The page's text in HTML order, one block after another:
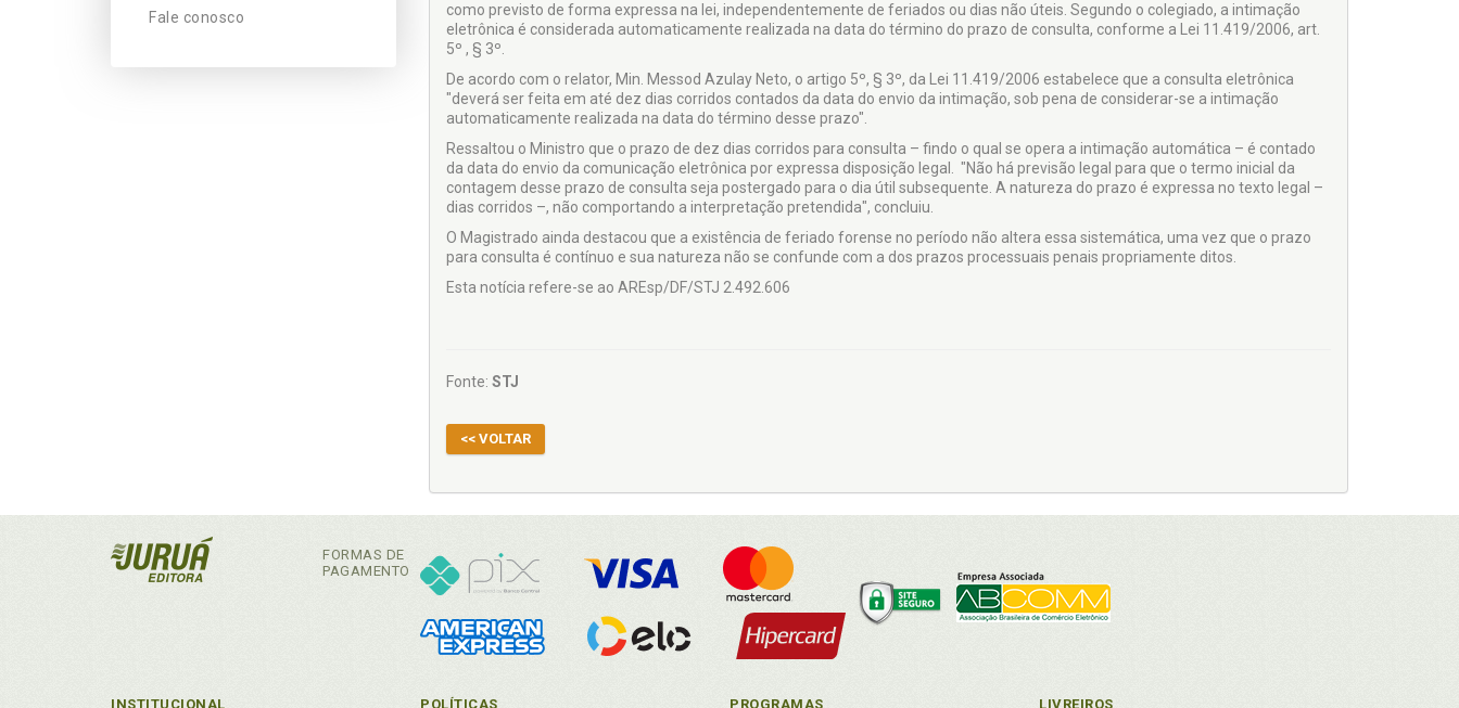
Fale conosco
como previsto de forma expressa na lei, independentemente de feriados ou dias não úteis. Segundo o colegiado, a intimação
eletrônica é considerada automaticamente realizada na data do término do prazo de consulta, conforme a Lei 11.419/2006, art.
5º , § 3º.
De acordo com o relator, Min. Messod Azulay Neto, o artigo 5º, § 3º, da Lei 11.419/2006 estabelece que a consulta eletrônica
"deverá ser feita em até dez dias corridos contados da data do envio da intimação, sob pena de considerar-se a intimação
automaticamente realizada na data do término desse prazo".
Ressaltou o Ministro que o prazo de dez dias corridos para consulta – findo o qual se opera a intimação automática – é contado
da data do envio da comunicação eletrônica por expressa disposição legal. "Não há previsão legal para que o termo inicial da
contagem desse prazo de consulta seja postergado para o dia útil subsequente. A natureza do prazo é expressa no texto legal –
dias corridos –, não comportando a interpretação pretendida", concluiu.
O Magistrado ainda destacou que a existência de feriado forense no período não altera essa sistemática, uma vez que o prazo
para consulta é contínuo e sua natureza não se confunde com a dos prazos processuais penais propriamente ditos.
Esta notícia refere-se ao AREsp/DF/STJ 2.492.606
Fonte: STJ
<< VOLTAR
FORMAS DE
PAGAMENTO
INSTITUCIONAL POLÍTICAS PROGRAMAS LIVREIROS